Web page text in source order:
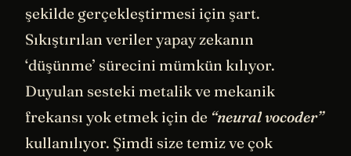
şekilde gerçekleştirmesi için şart.
Sıkıştırılan veriler yapay zekanın
‘düşünme’ sürecini mümkün kılıyor.
Duyulan sesteki metalik ve mekanik
frekansı yok etmek için de “neural vocoder”
kullanılıyor. Şimdi size temiz ve çok